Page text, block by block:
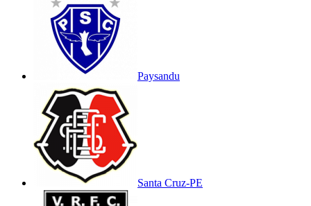
Paysandu
Santa Cruz-PE